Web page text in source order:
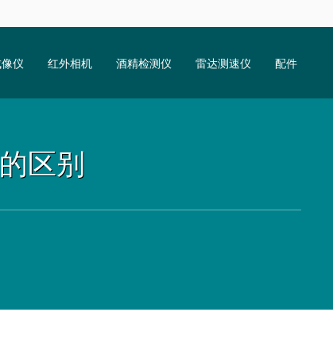
仪 红外相机 酒精检测仪 雷达测速仪 配件
区别